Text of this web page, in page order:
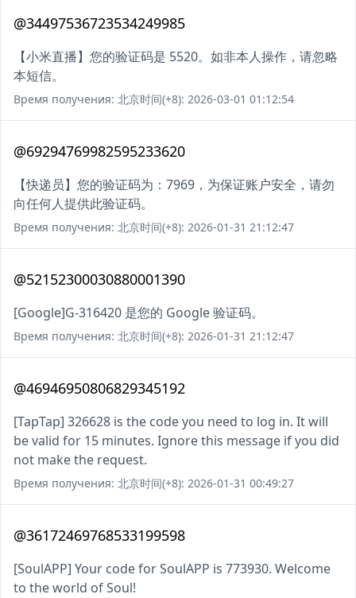
@34497536723534249985
【小米直播】您的验证码是 5520。如非本人操作，请忽略
本短信。
Время получения: 北京时间(+8): 2026-03-01 01:12:54
@69294769982595233620
【快递员】您的验证码为：7969，为保证账户安全，请勿
向任何人提供此验证码。
Время получения: 北京时间(+8): 2026-01-31 21:12:47
@52152300030880001390
[Google]G-316420 是您的 Google 验证码。
Время получения: 北京时间(+8): 2026-01-31 21:12:47
@46946950806829345192
[TapTap] 326628 is the code you need to log in. It will
be valid for 15 minutes. Ignore this message if you did
not make the request.
Время получения: 北京时间(+8): 2026-01-31 00:49:27
@36172469768533199598
[SoulAPP] Your code for SoulAPP is 773930. Welcome
to the world of Soul!